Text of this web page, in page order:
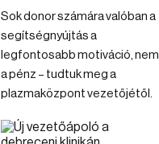
Sok donor számára valóban a
segítségnyújtás a
legfontosabb motiváció, nem
a pénz – tudtuk meg a
plazmaközpont vezetőjétől.